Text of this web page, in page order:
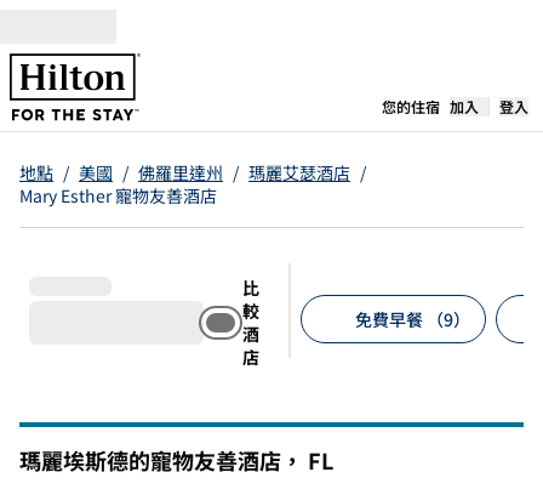
您的住宿，開啟新分
加入 登入
地點 / 美國 / 佛羅里達州 / 瑪麗艾瑟酒店 /
Mary Esther 寵物友善酒店
比
較
酒
店
免費早餐 （9）
瑪麗埃斯德的寵物友善酒店， FL